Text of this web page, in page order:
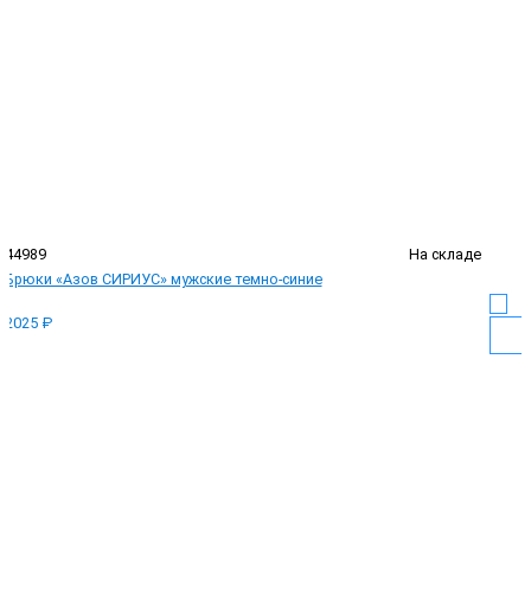
44989
На складе
Брюки «Азов СИРИУС» мужские темно-синие
2025 ₽